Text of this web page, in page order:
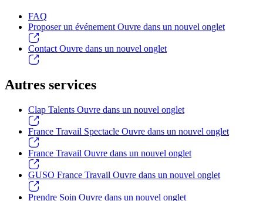
FAQ
Proposer un événement Ouvre dans un nouvel onglet
Contact Ouvre dans un nouvel onglet
Autres services
Clap Talents Ouvre dans un nouvel onglet
France Travail Spectacle Ouvre dans un nouvel onglet
France Travail Ouvre dans un nouvel onglet
GUSO France Travail Ouvre dans un nouvel onglet
Prendre Soin Ouvre dans un nouvel onglet